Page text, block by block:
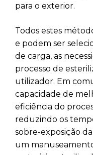
para o exterior.
Todos estes
e podem ser
de carga, as
processo de
utilizador. Em
capacidade de
eficiência do
reduzindo os
sobre-exposição
um